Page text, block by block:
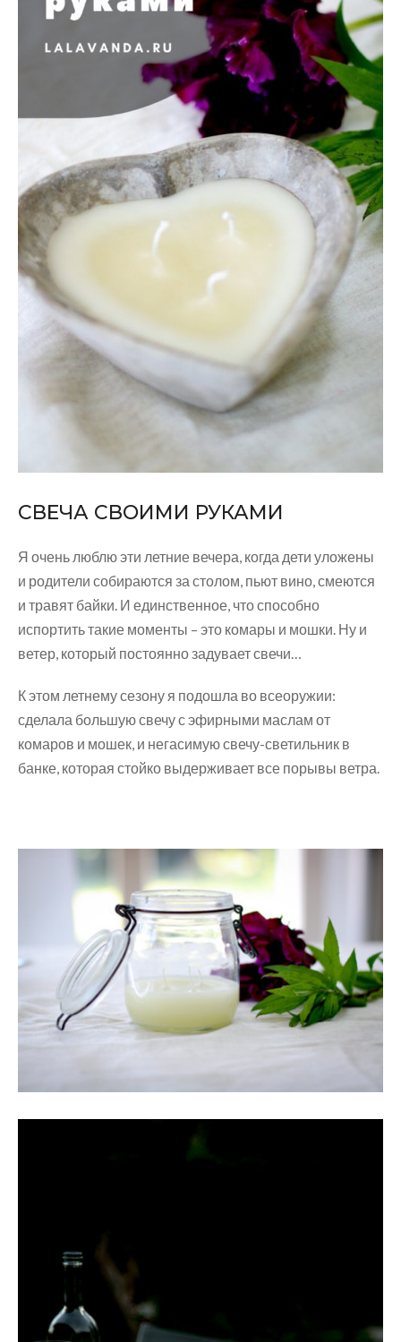
СВЕЧА СВОИМИ РУКАМИ
Я очень люблю эти летние вечера, когда дети уложены
и родители собираются за столом, пьют вино, смеются
и травят байки. И единственное, что способно
испортить такие моменты – это комары и мошки. Ну и
ветер, который постоянно задувает свечи…
К этом летнему сезону я подошла во всеоружии:
сделала большую свечу с эфирными маслам от
комаров и мошек, и негасимую свечу-светильник в
банке, которая стойко выдерживает все порывы ветра.